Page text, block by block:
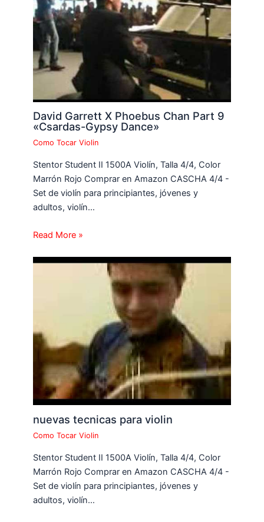
David Garrett X Phoebus Chan Part 9
«Csardas-Gypsy Dance»
Como Tocar Violin
Stentor Student II 1500A Violín, Talla 4/4, Color
Marrón Rojo Comprar en Amazon CASCHA 4/4 -
Set de violín para principiantes, jóvenes y
adultos, violín…
Read More »
nuevas tecnicas para violin
Como Tocar Violin
Stentor Student II 1500A Violín, Talla 4/4, Color
Marrón Rojo Comprar en Amazon CASCHA 4/4 -
Set de violín para principiantes, jóvenes y
adultos, violín…